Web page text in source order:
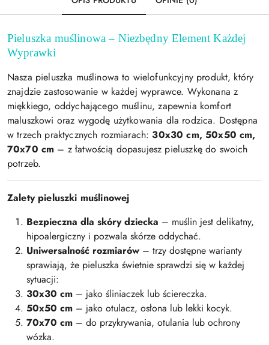
Pieluszka muślinowa – Niezbędny Element Każdej
Wyprawki
Nasza pieluszka muślinowa to wielofunkcyjny produkt, który
znajdzie zastosowanie w każdej wyprawce. Wykonana z
miękkiego, oddychającego muślinu, zapewnia komfort
maluszkowi oraz wygodę użytkowania dla rodzica. Dostępna
w trzech praktycznych rozmiarach:30x30 cm, 50x50 cm,
70x70 cm – z łatwością dopasujesz pieluszkę do swoich
potrzeb.
Zalety pieluszki muślinowej
Bezpieczna dla skóry dziecka – muślin jest delikatny,
hipoalergiczny i pozwala skórze oddychać.
Uniwersalność rozmiarów – trzy dostępne warianty
sprawiają, że pieluszka świetnie sprawdzi się w każdej
sytuacji:
30x30 cm – jako śliniaczek lub ściereczka.
50x50 cm – jako otulacz, osłona lub lekki kocyk.
70x70 cm – do przykrywania, otulania lub ochrony
wózka.